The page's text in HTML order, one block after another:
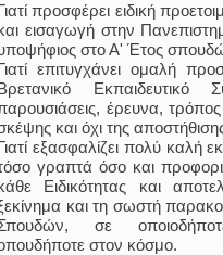
προσφέρει ειδική
εισαγωγή στην
στο Α' Έτος
επιτυγχάνει ομαλή
Εκπαιδευτικό
έρευνα,
και όχι της
εξασφαλίζει πολύ καλή
γραπτά όσο και
Ειδικότητας και
και τη σωστή
σε
στον κόσμο.